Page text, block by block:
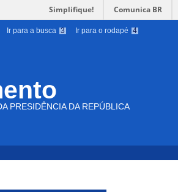
Simplifique! Comunica BR
Ir para a busca 3 Ir para o rodapé 4
PRESIDÊNCIA DA REPÚBLICA